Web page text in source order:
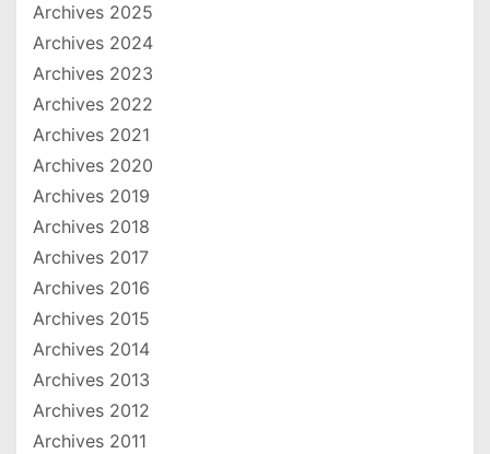
Archives 2025
Archives 2024
Archives 2023
Archives 2022
Archives 2021
Archives 2020
Archives 2019
Archives 2018
Archives 2017
Archives 2016
Archives 2015
Archives 2014
Archives 2013
Archives 2012
Archives 2011